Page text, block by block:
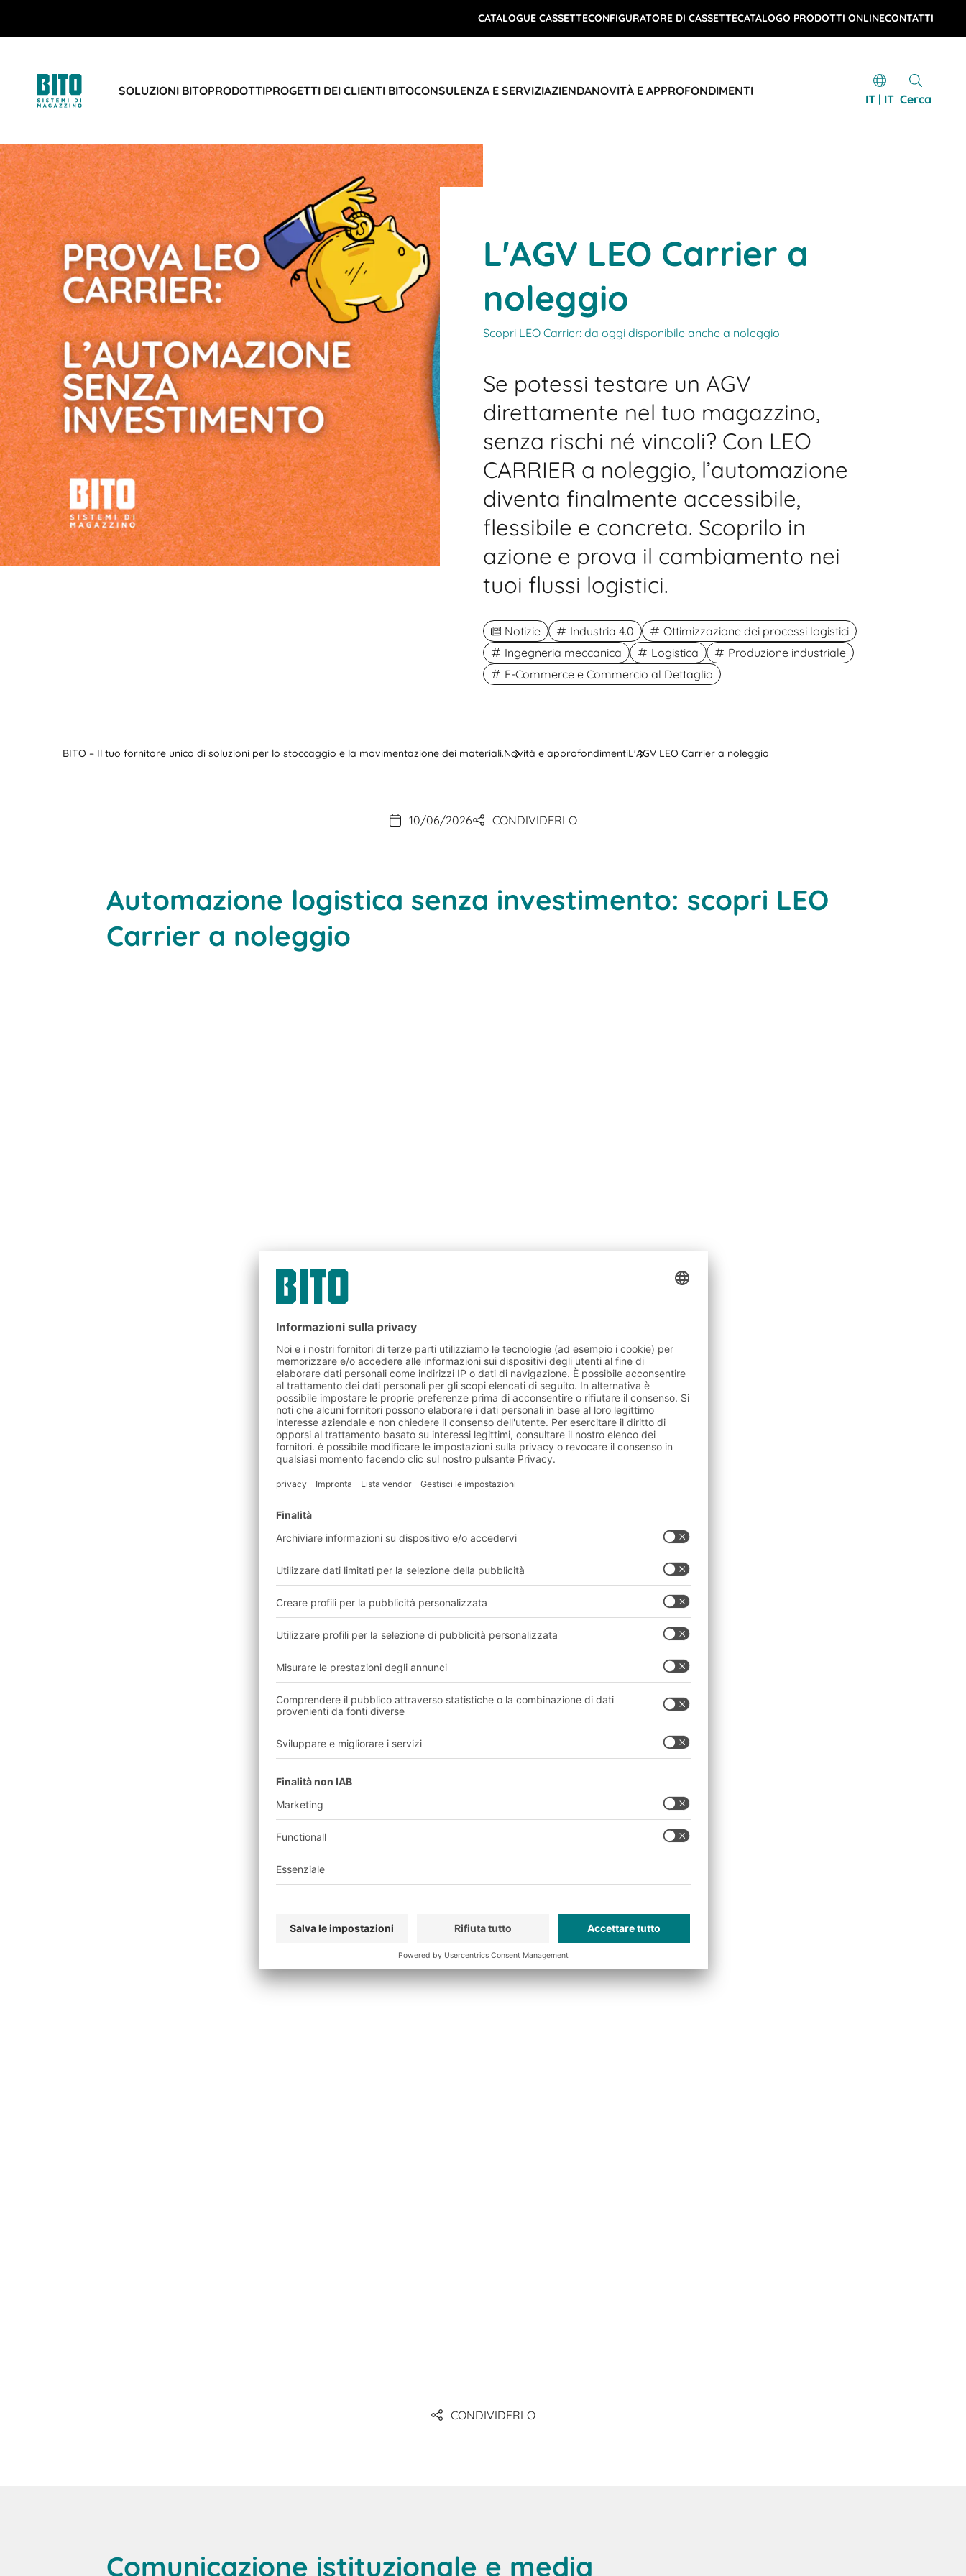
CATALOGUE CASSETTECONFIGURATORE DI CASSETTECATALOGO PRODOTTI ONLINECONTATTI
SOLUZIONI BITOPRODOTTIPROGETTI DEI CLIENTI BITOCONSULENZA E SERVIZIAZIENDANOVITÀ E APPROFONDIMENTI
IT | IT Cerca
L'AGV LEO Carrier a
noleggio
Scopri LEO Carrier: da oggi disponibile anche a noleggio
Se potessi testare un AGV
direttamente nel tuo magazzino,
senza rischi né vincoli? Con LEO
CARRIER a noleggio, l’automazione
diventa finalmente accessibile,
flessibile e concreta. Scoprilo in
azione e prova il cambiamento nei
tuoi flussi logistici.
Notizie Industria 4.0
Ottimizzazione dei processi logistici
Ingegneria meccanica
Logistica
Produzione industriale
E-Commerce e Commercio al Dettaglio
BITO – Il tuo fornitore unico di soluzioni per lo stoccaggio e la movimentazione dei materiali.Novità e approfondimentiL'AGV LEO Carrier a noleggio
10/06/2026 CONDIVIDERLO
Automazione logistica senza investimento: scopri LEO
Carrier a noleggio
Testare il sistema direttamente
Valutare i benefici reali
automazione in modo graduale
CONDIVIDERLO
Comunicazione istituzionale e media